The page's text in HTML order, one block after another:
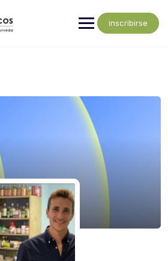
inscribirse